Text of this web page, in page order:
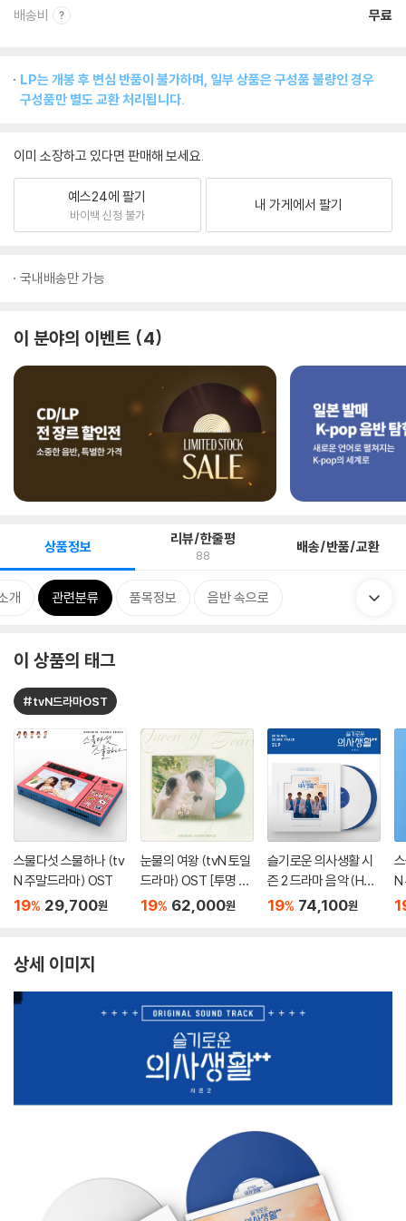
배송비 무료
LP는 개봉 후 변심 반품이 불가하며, 일부 상품은 구성품 불량인 경우
구성품만 별도 교환 처리됩니다.
이미 소장하고 있다면 판매해 보세요.
예스24에 팔기
바이백 신청 불가
내 가게에서 팔기
국내배송만 가능
이 분야의 이벤트 4
상품정보 리뷰/한줄평
88 배송/반품/교환
개 관련분류 품목정보 음반 속으로
이 상품의 태그
#tvN드라마OST
스물다섯 스물하나 (tv
N 주말드라마) OST
19% 29,700원
눈물의 여왕 (tvN 토일
드라마) OST [투명 스
카이블루 컬러 LP]
19% 62,000원
슬기로운 의사생활 시
즌 2 드라마 음악 (Hos
pital OST 2) [솔리드
19% 74,100원
N
상세 이미지